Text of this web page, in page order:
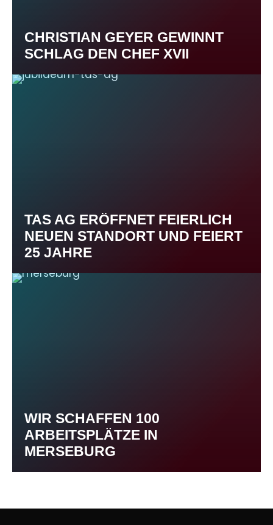
CHRISTIAN GEYER GEWINNT
SCHLAG DEN CHEF XVII
TAS AG ERÖFFNET FEIERLICH
NEUEN STANDORT UND FEIERT
25 JAHRE
WIR SCHAFFEN 100
ARBEITSPLÄTZE IN
MERSEBURG